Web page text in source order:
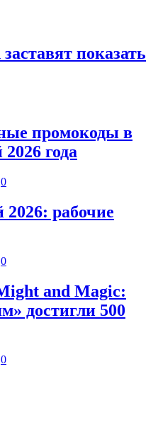
показать
промокоды в
года
0
рабочие
0
and Magic:
достигли 500
0